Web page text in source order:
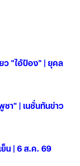
อ้ป๋อง" | ยุคล
นข่าว
น | 6 ส.ค. 69